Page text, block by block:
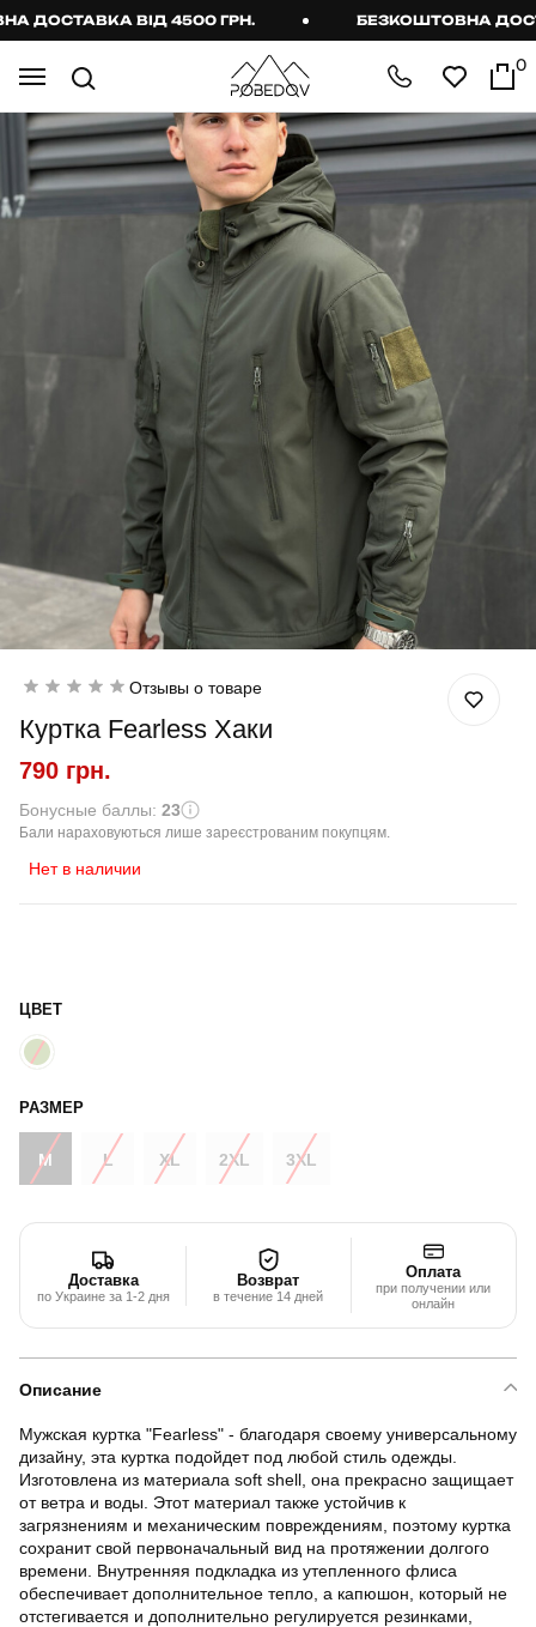
ДОСТАВКА ВІД 4500 ГРН. БЕЗКОШТОВНА
0
Отзывы о товаре
Куртка Fearless Хаки
790 грн.
Бонусные баллы: 23
Бали нараховуються лише зареєстрованим покупцям.
Нет в наличии
ЦВЕТ
РАЗМЕР
M L XL 2XL 3XL
Доставка
по Украине за 1-2 дня
Возврат
в течение 14 дней
Оплата
при получении или
онлайн
Описание
Мужская куртка "Fearless" - благодаря своему универсальному
дизайну, эта куртка подойдет под любой стиль одежды.
Изготовлена из материала soft shell, она прекрасно защищает
от ветра и воды. Этот материал также устойчив к
загрязнениям и механическим повреждениям, поэтому куртка
сохранит свой первоначальный вид на протяжении долгого
времени. Внутренняя подкладка из утепленного флиса
обеспечивает дополнительное тепло, а капюшон, который не
отстегивается и дополнительно регулируется резинками,